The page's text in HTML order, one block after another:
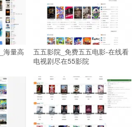
海量高
五五影院_免费五五电影-在线看
电视剧尽在55影院